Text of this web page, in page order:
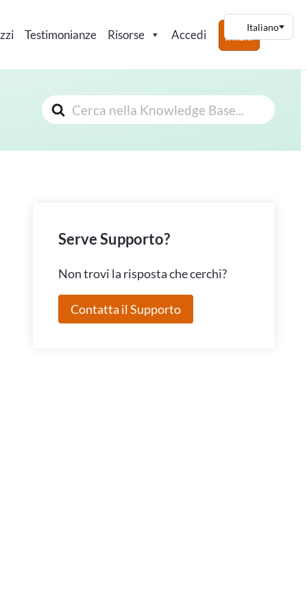
Testimonianze Risorse Accedi Inizia
Cerca
Serve Supporto?
Non trovi la risposta che cerchi?
Contatta il Supporto